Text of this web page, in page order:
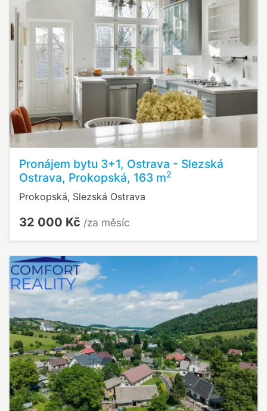
Pronájem bytu 3+1, Ostrava - Slezská
Ostrava, Prokopská, 163 m2
Prokopská, Slezská Ostrava
32 000 Kč /za měsíc